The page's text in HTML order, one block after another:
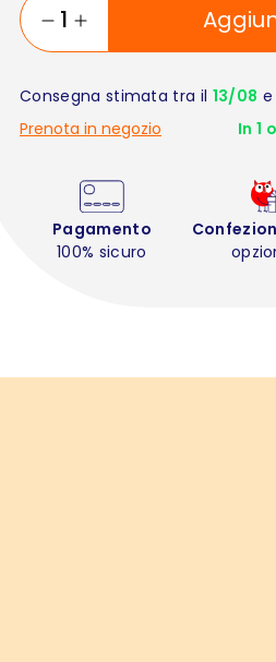
Consegna stimata tra il 13/08
Prenota in negozio
In 1
Pagamento
100% sicuro